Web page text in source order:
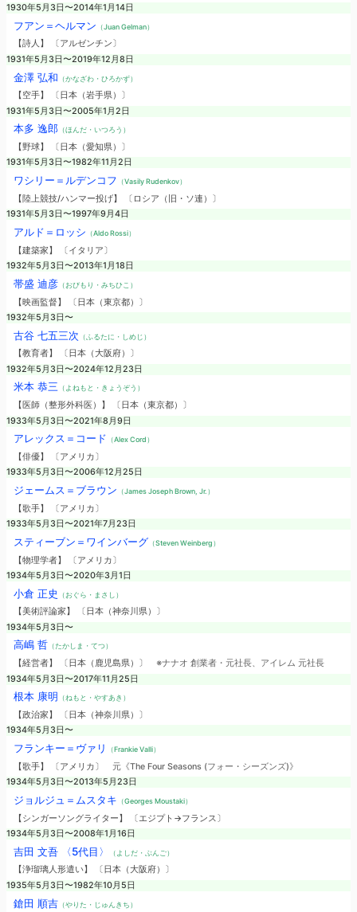
1930年5月3日〜2014年1月14日
フアン＝ヘルマン （Juan Gelman）
【詩人】 〔アルゼンチン〕
1931年5月3日〜2019年12月8日
金澤 弘和 （かなざわ・ひろかず）
【空手】 〔日本（岩手県）〕
1931年5月3日〜2005年1月2日
本多 逸郎（ほんだ・いつろう）
【野球】 〔日本（愛知県）〕
1931年5月3日〜1982年11月2日
ワシリー＝ルデンコフ （Vasily Rudenkov）
【陸上競技/ハンマー投げ】 〔ロシア（旧・ソ連）〕
1931年5月3日〜1997年9月4日
アルド＝ロッシ （Aldo Rossi）
【建築家】 〔イタリア〕
1932年5月3日〜2013年1月18日
帯盛 迪彦（おびもり・みちひこ）
【映画監督】 〔日本（東京都）〕
1932年5月3日〜
古谷 七五三次 （ふるたに・しめじ）
【教育者】 〔日本（大阪府）〕
1932年5月3日〜2024年12月23日
米本 恭三 （よねもと・きょうぞう）
【医師（整形外科医）】 〔日本（東京都）〕
1933年5月3日〜2021年8月9日
アレックス＝コード （Alex Cord）
【俳優】 〔アメリカ〕
1933年5月3日〜2006年12月25日
ジェームス＝ブラウン （James Joseph Brown, Jr.）
【歌手】 〔アメリカ〕
1933年5月3日〜2021年7月23日
スティーブン＝ワインバーグ （Steven Weinberg）
【物理学者】 〔アメリカ〕
1934年5月3日〜2020年3月1日
小倉 正史 （おぐら・まさし）
【美術評論家】 〔日本（神奈川県）〕
1934年5月3日〜
高嶋 哲 （たかしま・てつ）
【経営者】 〔日本（鹿児島県）〕 ※ナナオ 創業者・元社長、アイレム 元社長
1934年5月3日〜2017年11月25日
根本 康明 （ねもと・やすあき）
【政治家】 〔日本（神奈川県）〕
1934年5月3日〜
フランキー＝ヴァリ （Frankie Valli）
【歌手】 〔アメリカ〕 元《The Four Seasons (フォー・シーズンズ)》
1934年5月3日〜2013年5月23日
ジョルジュ＝ムスタキ （Georges Moustaki）
【シンガーソングライター】 〔エジプト→フランス〕
1934年5月3日〜2008年1月16日
吉田 文吾 〈5代目〉 （よしだ・ぶんご）
【浄瑠璃人形遣い】 〔日本（大阪府）〕
1935年5月3日〜1982年10月5日
鎗田 順吉（やりた・じゅんきち）